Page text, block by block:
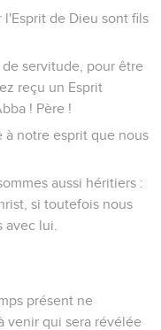
de Dieu sont fils
servitude, pour être
reçu un Esprit
! Père !
à notre esprit que nous
aussi héritiers :
si toutefois nous
lui.
présent ne
venir qui sera révélée